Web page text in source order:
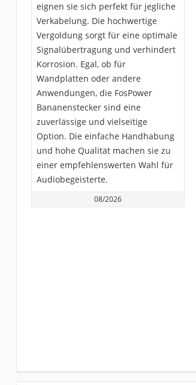
eignen sie sich perfekt für jegliche
Verkabelung. Die hochwertige
Vergoldung sorgt für eine optimale
Signalübertragung und verhindert
Korrosion. Egal, ob für
Wandplatten oder andere
Anwendungen, die FosPower
Bananenstecker sind eine
zuverlässige und vielseitige
Option. Die einfache Handhabung
und hohe Qualität machen sie zu
einer empfehlenswerten Wahl für
Audiobegeisterte.
08/2026